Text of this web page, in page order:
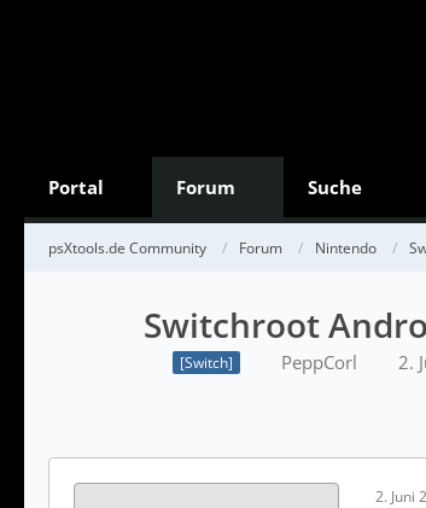
Portal Forum Suche
psXtools.de Community Forum Nintendo
Switchroot
[Switch] PeppCorl 2.
2. Juni